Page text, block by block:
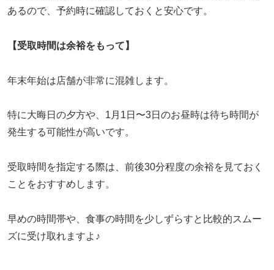
あるので、予約時に確認しておくと安心です。
【受取時間は余裕をもって】
年末年始は店舗が非常に混雑します。
特に大晦日の夕方や、1月1日〜3日のお昼時は待ち時間が
発生する可能性が高いです。
受取時間を指定する際は、前後30分程度の余裕を見ておく
ことをおすすめします。
早めの時間帯や、食事の時間を少しずらすと比較的スムー
ズに受け取れますよ♪